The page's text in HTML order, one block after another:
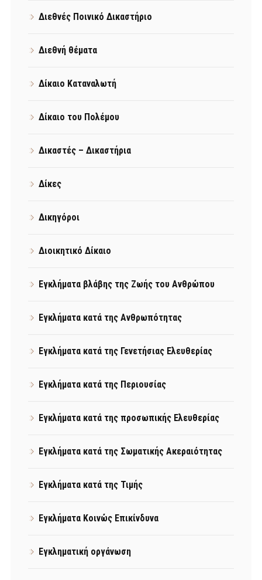
Διεθνές Ποινικό Δικαστήριο
Διεθνή θέματα
Δίκαιο Καταναλωτή
Δίκαιο του Πολέμου
Δικαστές – Δικαστήρια
Δίκες
Δικηγόροι
Διοικητικό Δίκαιο
Εγκλήματα βλάβης της Ζωής του Ανθρώπου
Εγκλήματα κατά της Ανθρωπότητας
Εγκλήματα κατά της Γενετήσιας Ελευθερίας
Εγκλήματα κατά της Περιουσίας
Εγκλήματα κατά της προσωπικής Ελευθερίας
Εγκλήματα κατά της Σωματικής Ακεραιότητας
Εγκλήματα κατά της Τιμής
Εγκλήματα Κοινώς Επικίνδυνα
Εγκληματική οργάνωση